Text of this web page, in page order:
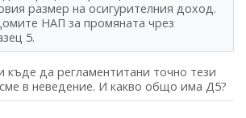
размер на осигурителния доход.
НАП за промяната чрез
5.
къде да регламентитани точно тези
в неведение. И какво общо има Д5?